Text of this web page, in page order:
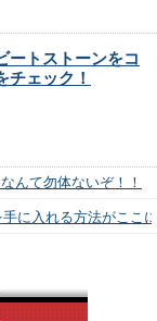
ートストーンをコ
チェック！
んて勿体ないぞ！！
に入れる方法がここ